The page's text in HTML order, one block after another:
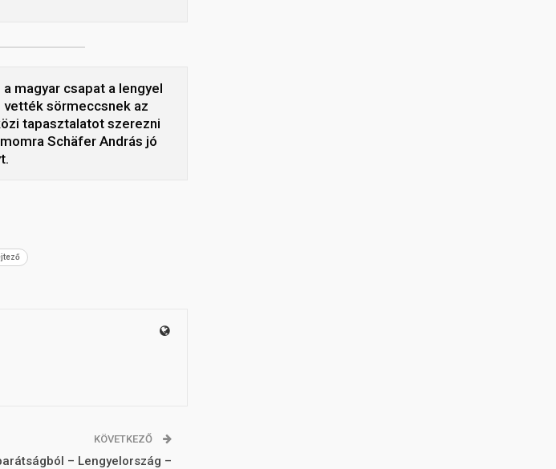
magyar csapat a lengyel
vették sörmeccsnek az
tapasztalatot szerezni
Schäfer András jó
KÖVETKEZŐ
– Lengyelország –